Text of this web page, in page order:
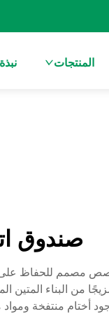
المنتجات
صندوق
للحفاظ على
من البناء المتين
أختام منتفخة